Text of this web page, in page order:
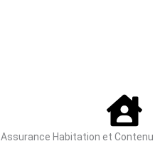
Assurance Habitation et